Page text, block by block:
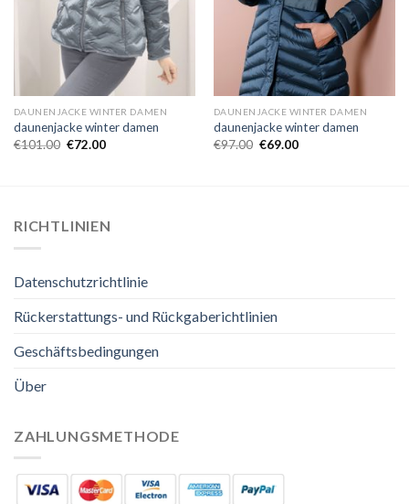
DAUNENJACKE WINTER DAMEN
daunenjacke winter damen
€101.00 €72.00
DAUNENJACKE WINTER DAMEN
daunenjacke winter damen
€97.00 €69.00
RICHTLINIEN
Datenschutzrichtlinie
Rückerstattungs- und Rückgaberichtlinien
Geschäftsbedingungen
Über
ZAHLUNGSMETHODE